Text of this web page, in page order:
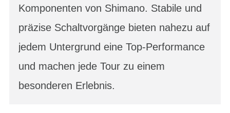
Komponenten von Shimano. Stabile und
präzise Schaltvorgänge bieten nahezu auf
jedem Untergrund eine Top-Performance
und machen jede Tour zu einem
besonderen Erlebnis.